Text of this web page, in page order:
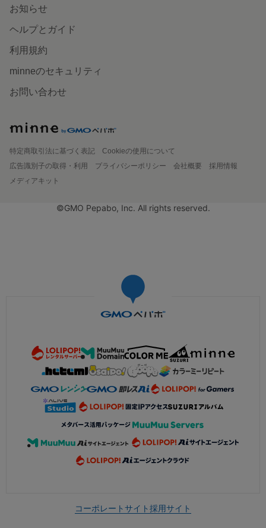
お知らせ
ヘルプとガイド
利用規約
minneのセキュリティ
お問い合わせ
特定商取引法に基づく表記
Cookieの使用について
広告識別子の取得・利用
プライバシーポリシー 会社概要
採用情報
メディアキット
©GMO Pepabo, Inc. All rights reserved.
コーポレートサイト採用サイト